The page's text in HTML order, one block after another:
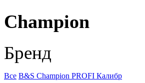
Champion
Бренд
Все B&S Champion PROFI Калибр